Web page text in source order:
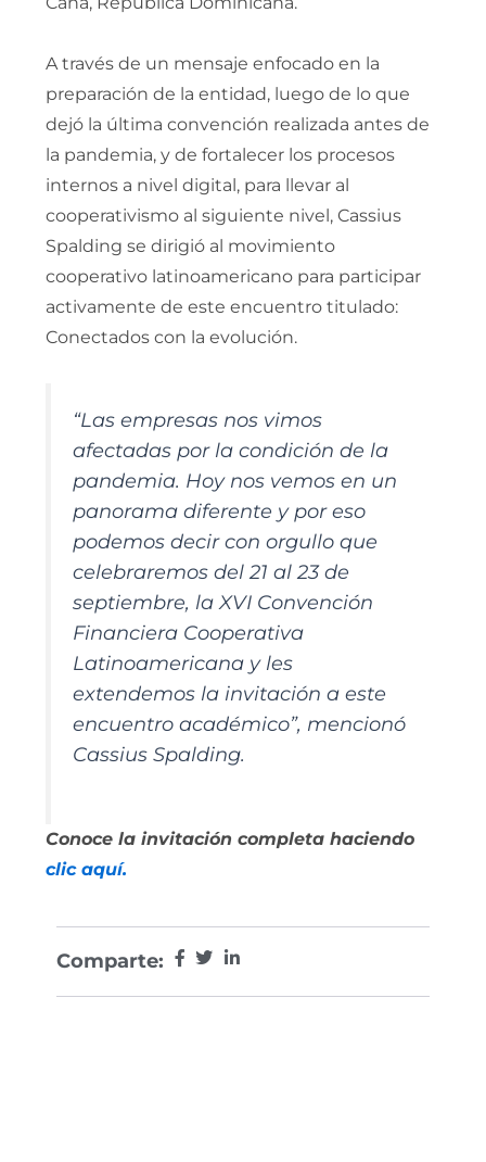
A través de un mensaje enfocado en la
preparación de la entidad, luego de lo que
dejó la última convención realizada antes de
la pandemia, y de fortalecer los procesos
internos a nivel digital, para llevar al
cooperativismo al siguiente nivel, Cassius
Spalding se dirigió al movimiento
cooperativo latinoamericano para participar
activamente de este encuentro titulado:
Conectados con la evolución.
“Las empresas nos vimos
afectadas por la condición de la
pandemia. Hoy nos vemos en un
panorama diferente y por eso
podemos decir con orgullo que
celebraremos del 21 al 23 de
septiembre, la XVI Convención
Financiera Cooperativa
Latinoamericana y les
extendemos la invitación a este
encuentro académico”, mencionó
Cassius Spalding.
Conoce la invitación completa haciendo
clic aquí.
Comparte: